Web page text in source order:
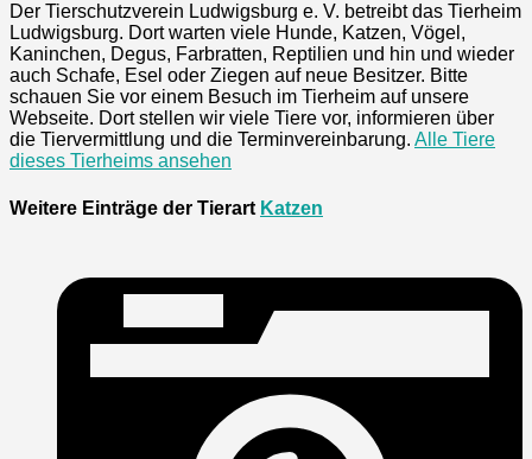
Der Tierschutzverein Ludwigsburg e. V. betreibt das Tierheim
Ludwigsburg. Dort warten viele Hunde, Katzen, Vögel,
Kaninchen, Degus, Farbratten, Reptilien und hin und wieder
auch Schafe, Esel oder Ziegen auf neue Besitzer. Bitte
schauen Sie vor einem Besuch im Tierheim auf unsere
Webseite. Dort stellen wir viele Tiere vor, informieren über
die Tiervermittlung und die Terminvereinbarung. Alle Tiere
dieses Tierheims ansehen
Weitere Einträge der Tierart Katzen